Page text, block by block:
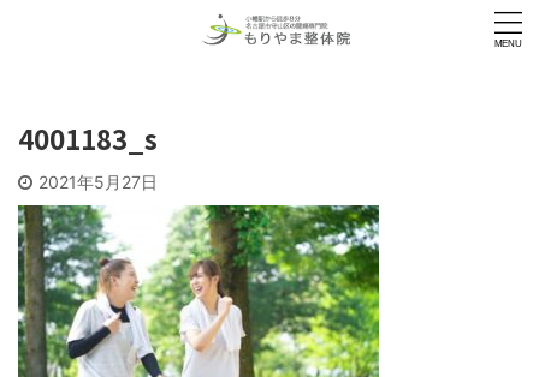
4001183_s
2021年5月27日